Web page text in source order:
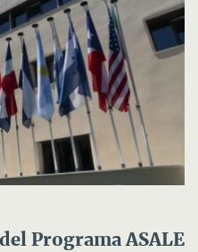
Programa ASALE